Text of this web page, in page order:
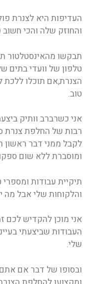
העדיפות היא לצנרת
והחוזק שלה והכי חשוב 10 שנות אחריות מהחברה.
תבקשו מהאינסטלטור
טלפון של וועדי
הצנרת,אם תוכלו
טוב.
אני כשרברב וותיק
רבות של החלפת צנרת
לקבל ממני דבר
ומוסברת ללא שום
תיקיית עבודות
והלקוחות שלי אבל מה
אני מוכן להקדיש לכם
העבודות שביצעתי
שלי.
ובסופו של דבר אם